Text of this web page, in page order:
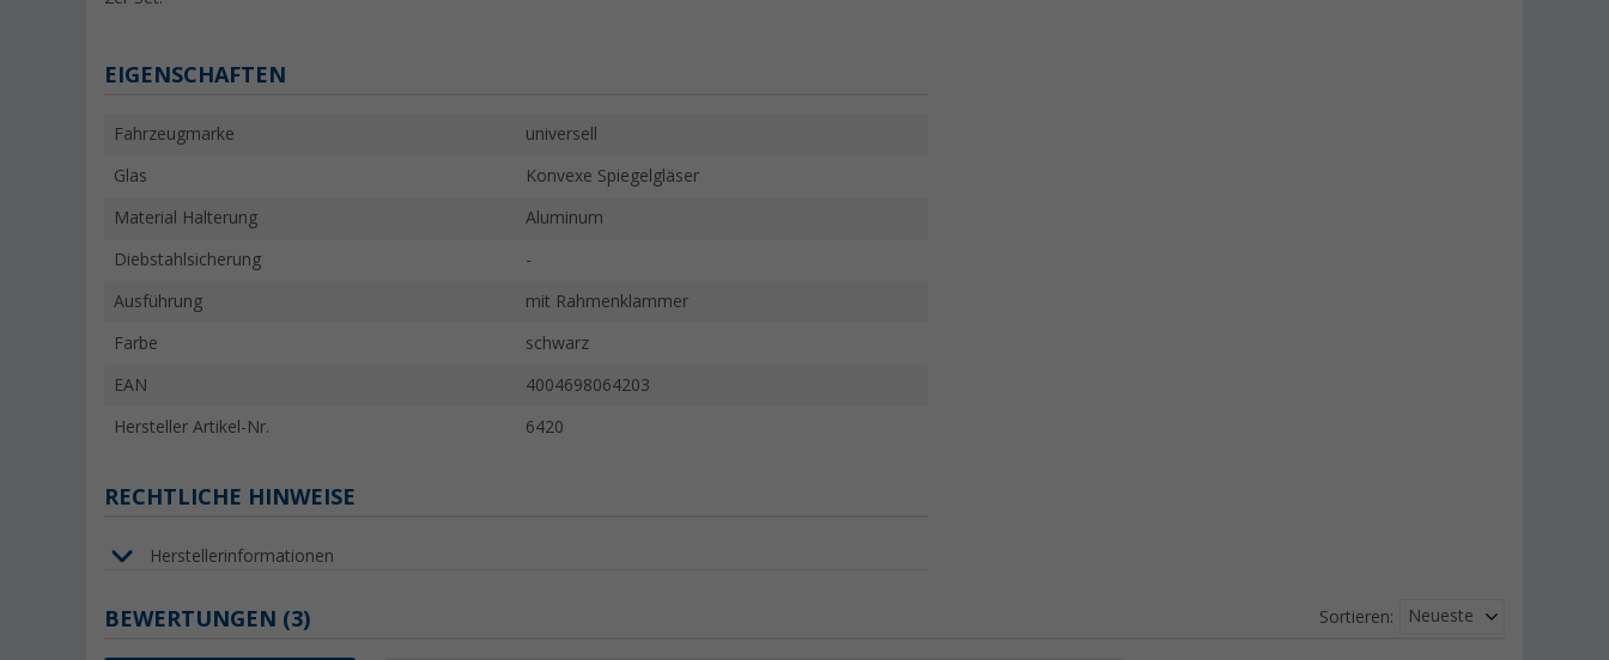
EIGENSCHAFTEN
Fahrzeugmarke universell
Glas Konvexe Spiegelgläser
Material Halterung Aluminum
Diebstahlsicherung -
Ausführung mit Rahmenklammer
Farbe schwarz
EAN 4004698064203
Hersteller Artikel-Nr. 6420
RECHTLICHE HINWEISE
Herstellerinformationen
BEWERTUNGEN (3) Sortieren: Neueste